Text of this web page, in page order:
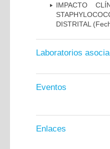
IMPACTO
DISTRITAL
Laboratorios
Eventos
Enlaces